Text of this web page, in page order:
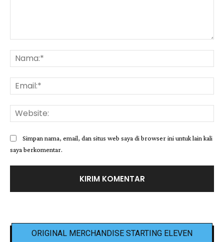
Simpan nama, email, dan situs web saya di browser ini untuk lain kali
saya berkomentar.
ORIGINAL MERCHANDISE STARTING ELEVEN